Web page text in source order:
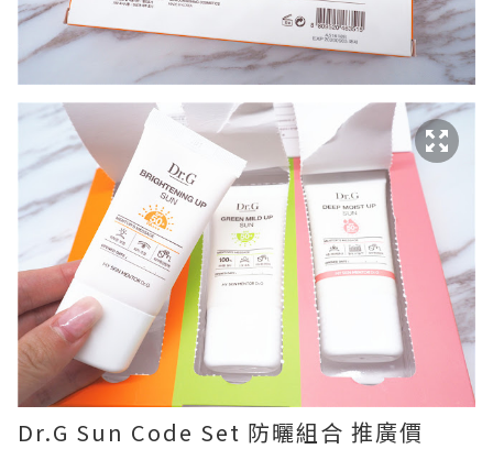
Dr.G Sun Code Set 防曬組合 推廣價